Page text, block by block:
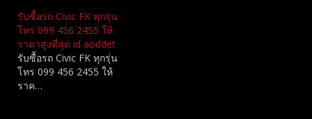
รับซื้อรถ Civic FK ทุกรุ่น
โทร 099 456 2455 ให้
ราคาสูงที่สุด id aoddet
รับซื้อรถ Civic FK ทุกรุ่น
โทร 099 456 2455 ให้
ราค…